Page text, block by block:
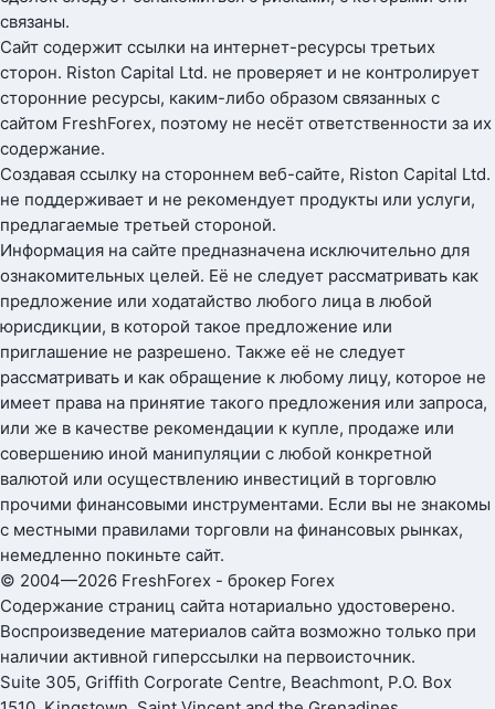
связаны.
Сайт содержит ссылки на интернет-ресурсы третьих
сторон. Riston Capital Ltd. не проверяет и не контролирует
сторонние ресурсы, каким-либо образом связанных с
сайтом FreshForex, поэтому не несёт ответственности за их
содержание.
Создавая ссылку на стороннем веб-сайте, Riston Capital Ltd.
не поддерживает и не рекомендует продукты или услуги,
предлагаемые третьей стороной.
Информация на сайте предназначена исключительно для
ознакомительных целей. Её не следует рассматривать как
предложение или ходатайство любого лица в любой
юрисдикции, в которой такое предложение или
приглашение не разрешено. Также её не следует
рассматривать и как обращение к любому лицу, которое не
имеет права на принятие такого предложения или запроса,
или же в качестве рекомендации к купле, продаже или
совершению иной манипуляции с любой конкретной
валютой или осуществлению инвестиций в торговлю
прочими финансовыми инструментами. Если вы не знакомы
с местными правилами торговли на финансовых рынках,
немедленно покиньте сайт.
© 2004—2026 FreshForex - брокер Forex
Содержание страниц сайта нотариально удостоверено.
Воспроизведение материалов сайта возможно только при
наличии активной гиперссылки на первоисточник.
Suite 305, Griffith Corporate Centre, Beachmont, P.O. Box